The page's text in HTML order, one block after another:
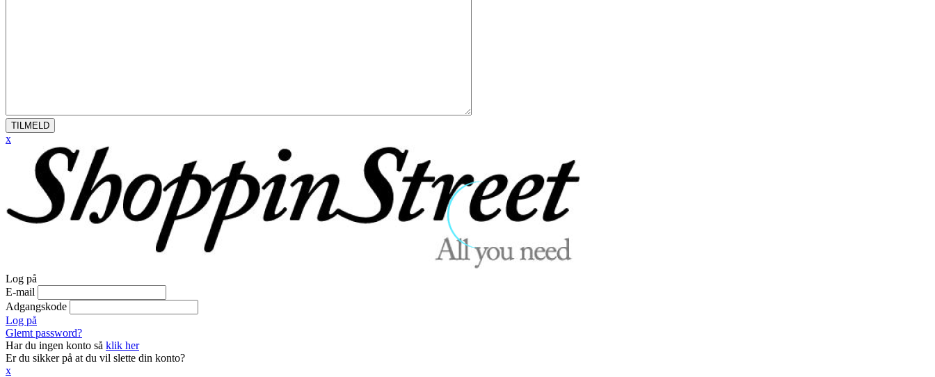
TILMELD
x
Log på
E-mail
Adgangskode
Log på
Glemt password?
Har du ingen konto så klik her
Er du sikker på at du vil slette din konto?
x